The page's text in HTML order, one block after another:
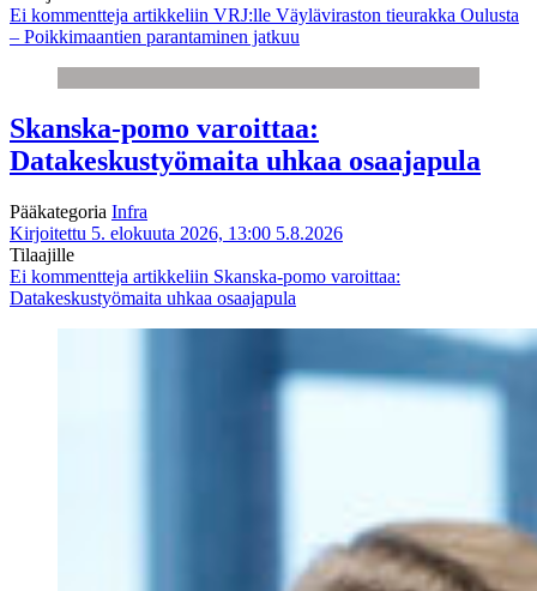
Ei kommentteja artikkeliin VRJ:lle Väyläviraston tieurakka Oulusta
– Poikkimaantien parantaminen jatkuu
Skanska-pomo varoittaa:
Datakeskustyömaita uhkaa osaajapula
Pääkategoria Infra
Kirjoitettu 5. elokuuta 2026, 13:00 5.8.2026
Tilaajille
Ei kommentteja artikkeliin Skanska-pomo varoittaa:
Datakeskustyömaita uhkaa osaajapula